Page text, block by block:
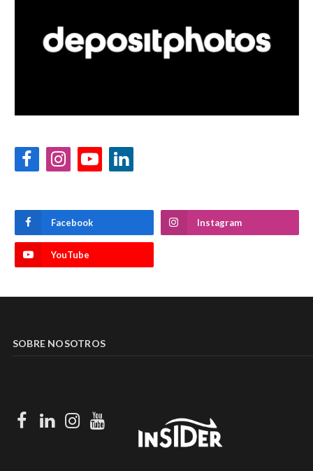
FacebookInstagramYouTubeLinkedIn
Facebook Instagram
YouTube
SOBRE NOSOTROS
Facebook
LinkedIn
Instagram
Youtube